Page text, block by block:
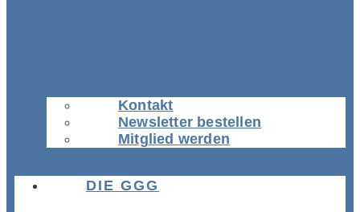
Kontakt
Newsletter bestellen
Mitglied werden
DIE GGG